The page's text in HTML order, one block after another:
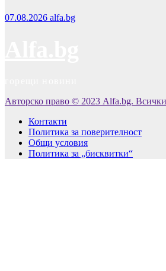
07.08.2026 alfa.bg
Авторско право © 2023 Alfa.bg. Всички
Контакти
Политика за поверителност
Общи условия
Политика за „бисквитки“